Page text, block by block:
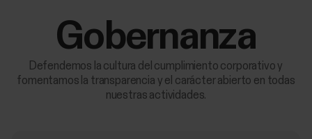
Gobernanza
Defendemos la cultura del cumplimiento corporativo y
fomentamos la transparencia y el carácter abierto en todas
nuestras actividades.